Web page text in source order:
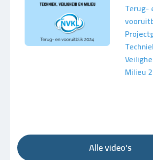
Terug-
Milieu
Alle video's